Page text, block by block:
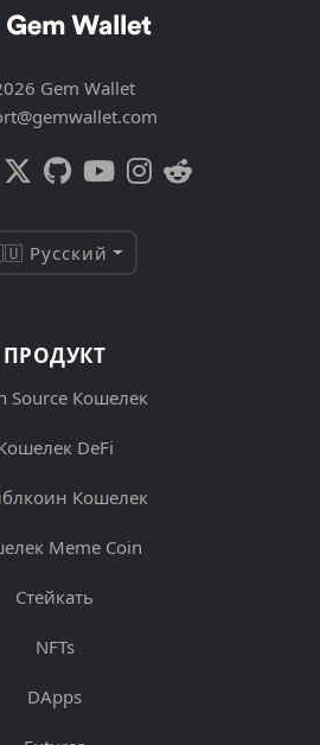
Gem Wallet
Русский
ПРОДУКТ
Source Кошелек
DeFi
Кошелек
Meme Coin
Стейкать
NFTs
DApps